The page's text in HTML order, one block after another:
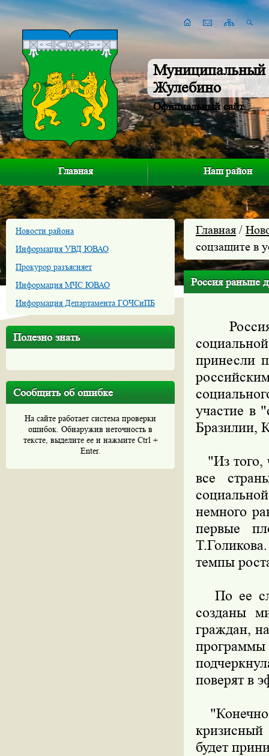
Муниципальный
Жулебино
Официальный сайт
Главная Наш район
Новости района
Информация УВД ЮВАО
Прокурор разъясняет
Информация МЧС ЮВАО
Информация Департамента ГОЧСиПБ
Полезно знать
Сообщить об ошибке
На сайте работает система проверки
ошибок. Обнаружив неточность в
тексте, выделите ее и нажмите Ctrl +
Enter.
Главная /
соцзащите в
Россия раньше
Россия
принесли
участие в
Бразилии,
"Из того,
все
немного
первые
темпы
По ее
созданы
граждан,
поверят в
кризисный
будет